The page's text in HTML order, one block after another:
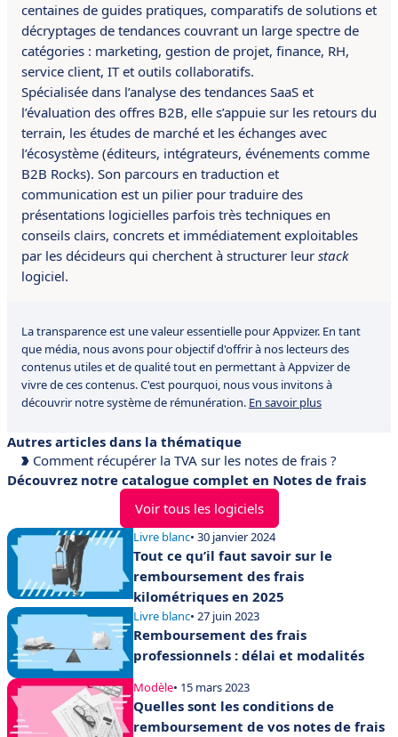
centaines de guides pratiques, comparatifs de solutions et
décryptages de tendances couvrant un large spectre de
catégories : marketing, gestion de projet, finance, RH,
service client, IT et outils collaboratifs.
Spécialisée dans l’analyse des tendances SaaS et
l’évaluation des offres B2B, elle s’appuie sur les retours du
terrain, les études de marché et les échanges avec
l’écosystème (éditeurs, intégrateurs, événements comme
B2B Rocks). Son parcours en traduction et
communication est un pilier pour traduire des
présentations logicielles parfois très techniques en
conseils clairs, concrets et immédiatement exploitables
par les décideurs qui cherchent à structurer leur stack
logiciel.
La transparence est une valeur essentielle pour Appvizer. En tant
que média, nous avons pour objectif d'offrir à nos lecteurs des
contenus utiles et de qualité tout en permettant à Appvizer de
vivre de ces contenus. C'est pourquoi, nous vous invitons à
découvrir notre système de rémunération. En savoir plus
Autres articles dans la thématique
Comment récupérer la TVA sur les notes de frais ?
Découvrez notre catalogue complet en Notes de frais
Voir tous les logiciels
Livre blanc• 30 janvier 2024
Tout ce qu’il faut savoir sur le
remboursement des frais
kilométriques en 2025
Livre blanc• 27 juin 2023
Remboursement des frais
professionnels : délai et modalités
Modèle• 15 mars 2023
Quelles sont les conditions de
remboursement de vos notes de frais